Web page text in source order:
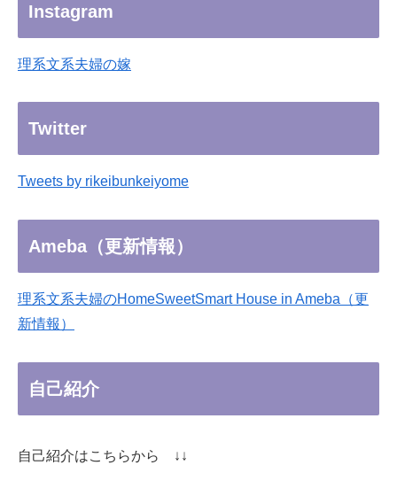
Instagram
理系文系夫婦の嫁
Twitter
Tweets by rikeibunkeiyome
Ameba（更新情報）
理系文系夫婦のHomeSweetSmart House in Ameba（更
新情報）
自己紹介
自己紹介はこちらから ↓↓